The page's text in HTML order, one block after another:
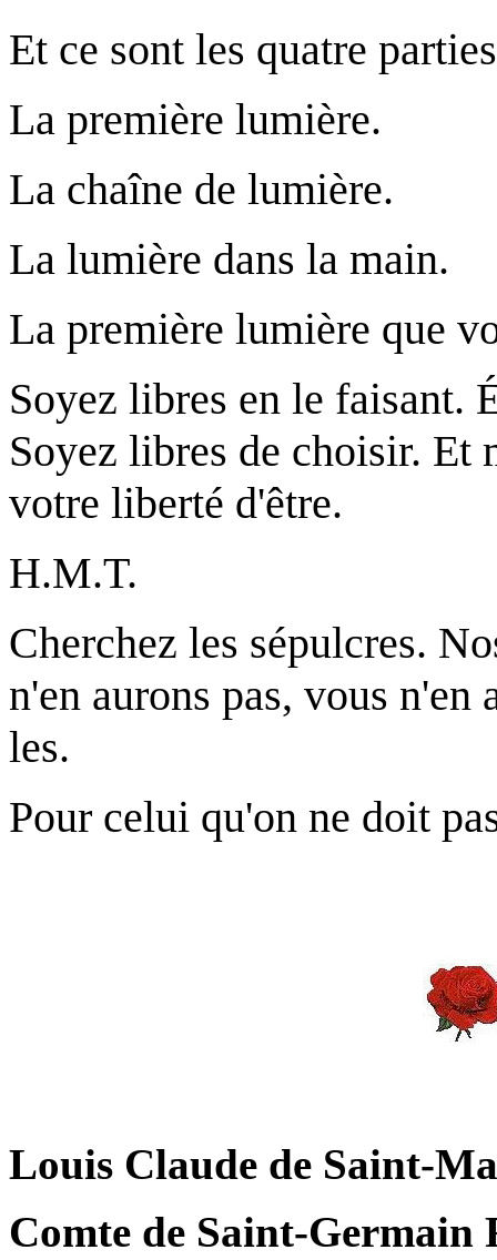
Et ce sont les quatre
La première lumière.
La chaîne de lumière.
La lumière dans la main.
La première lumière que
Soyez libres en le faisant.
Soyez libres de choisir. Et
votre liberté d'être.
H.M.T.
Cherchez les sépulcres.
n'en aurons pas, vous
les.
Pour celui qu'on ne doit
Louis Claude de Saint-
Comte de Saint-Germain